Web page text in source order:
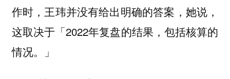
作时，王玮并没有给出明确的答案，她说，
这取决于「2022年复盘的结果，包括核算的
情况。」